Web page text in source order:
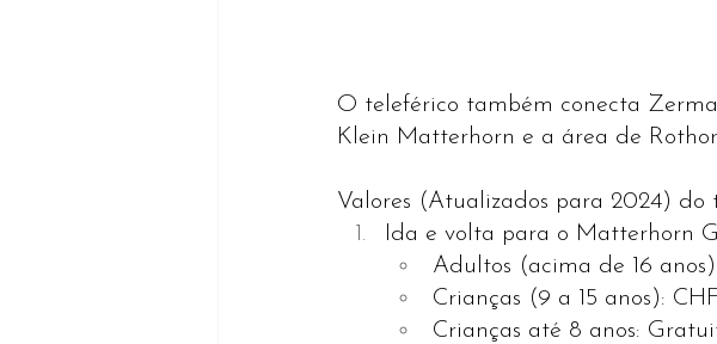
O teleférico também conecta
Klein Matterhorn e a área de
Valores (Atualizados para 2024) do
Ida e volta para o Matterhorn
Adultos (acima de 16
Crianças (9 a 15 anos):
Crianças até 8 anos: